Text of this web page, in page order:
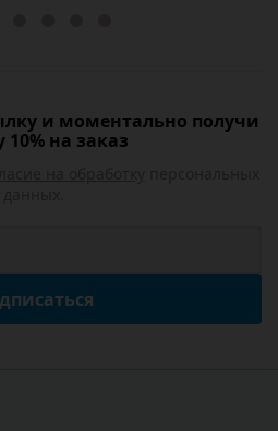
и моментально получи
10% на заказ